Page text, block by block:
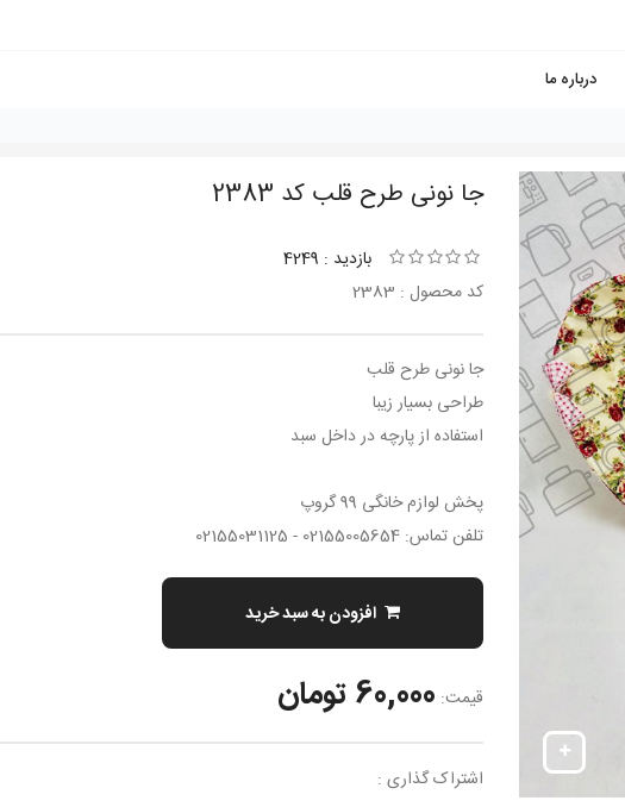
درباره ما
جا نونى طرح قلب کد 2383
بازدید : 4249
کد محصول : 2383
جا نونى طرح قلب
طراحی بسیار زیبا
استفاده از پارچه در داخل سبد
پخش لوازم خانگی 99 گروپ
تلفن تماس: 02155005654 - 02155031125
افزودن به سبد خرید
قیمت: 60,000 تومان
اشتراک گذاری :